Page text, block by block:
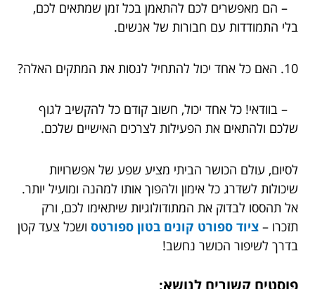
– הם מאפשרים לכם להתאמן בכל זמן שמתאים לכם,
בלי התמודדות עם חבורות של אנשים.
10. האם כל אחד יכול להתחיל לנסות את המתקים האלה?
– בוודאי! כל אחד יכול, חשוב קודם כל להקשיב לגוף
שלכם ולהתאים את הפעילות לצרכים האישיים שלכם.
לסיום, עולם הכושר הביתי מציע שפע של אפשרויות
שיכולות לשדרג כל אימון ולהפוך אותו למהנה ומועיל יותר.
אל תהססו לבדוק את המתודולוגיות שיתאימו לכם, ורק
תזכרו – ציוד ספורט קונים בטון ספורטס ושכל צעד קטן
בדרך לשיפור הכושר נחשב!